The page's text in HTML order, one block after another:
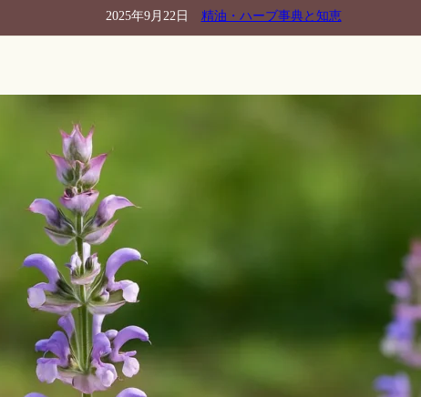
2025年9月22日 精油・ハーブ事典と知恵